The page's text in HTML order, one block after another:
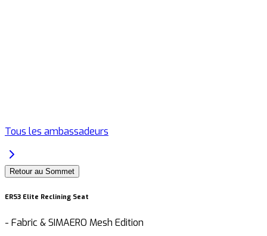
Tous les ambassadeurs
Retour au Sommet
ERS3 Elite Reclining Seat
- Fabric & SIMAERO Mesh Edition